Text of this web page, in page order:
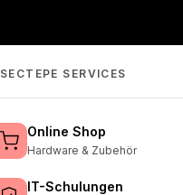
SECTEPE SERVICES
Online Shop
Hardware & Zubehör
IT-Schulungen